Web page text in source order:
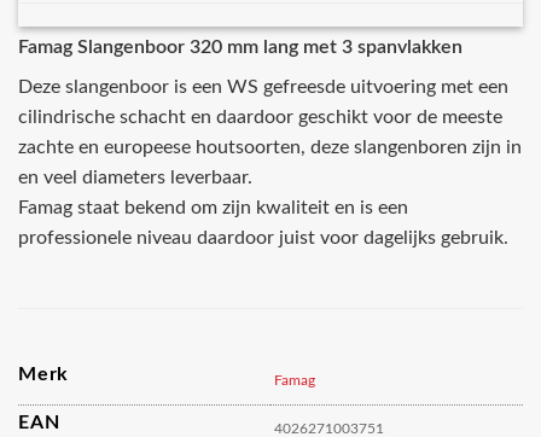
Famag Slangenboor 320 mm lang met 3 spanvlakken
Deze slangenboor is een WS gefreesde uitvoering met een
cilindrische schacht en daardoor geschikt voor de meeste
zachte en europeese houtsoorten, deze slangenboren zijn in
en veel diameters leverbaar.
Famag staat bekend om zijn kwaliteit en is een
professionele niveau daardoor juist voor dagelijks gebruik.
Merk Famag
EAN 4026271003751